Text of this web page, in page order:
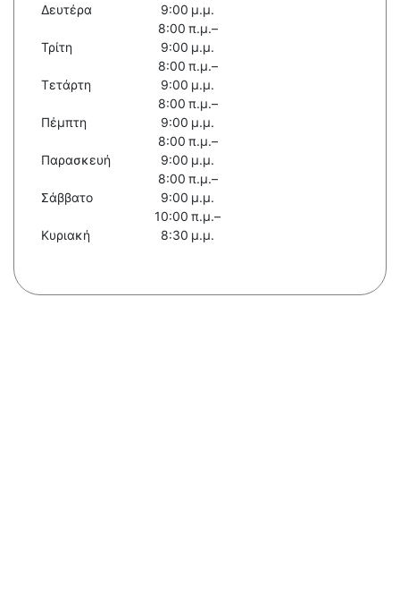
Δευτέρα
9:00 μ.μ.
Τρίτη
8:00 π.μ.–
9:00 μ.μ.
Τετάρτη
8:00 π.μ.–
9:00 μ.μ.
Πέμπτη
8:00 π.μ.–
9:00 μ.μ.
Παρασκευή
8:00 π.μ.–
9:00 μ.μ.
Σάββατο
8:00 π.μ.–
9:00 μ.μ.
Κυριακή
10:00 π.μ.–
8:30 μ.μ.